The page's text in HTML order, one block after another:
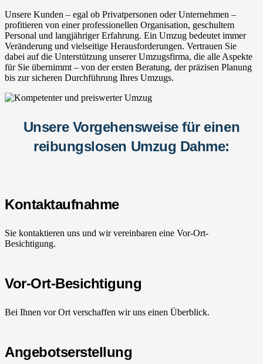
Unsere Kunden – egal ob Privatpersonen oder Unternehmen –
profitieren von einer professionellen Organisation, geschultem
Personal und langjähriger Erfahrung. Ein Umzug bedeutet immer
Veränderung und vielseitige Herausforderungen. Vertrauen Sie
dabei auf die Unterstützung unserer Umzugsfirma, die alle Aspekte
für Sie übernimmt – von der ersten Beratung, der präzisen Planung
bis zur sicheren Durchführung Ihres Umzugs.
Unsere Vorgehensweise für einen
reibungslosen Umzug Dahme:
Kontaktaufnahme
Sie kontaktieren uns und wir vereinbaren eine Vor-Ort-
Besichtigung.
Vor-Ort-Besichtigung
Bei Ihnen vor Ort verschaffen wir uns einen Überblick.
Angebotserstellung